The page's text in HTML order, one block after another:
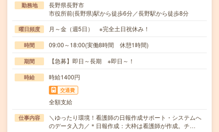
勤務地
長野県長野市
市役所前(長野県)駅から徒歩6分／長野駅から徒歩8分
曜日頻度 月～金（週5日） ※完全土日祝休み！
時間 09:00～18:00(実働8時間 休憩1時間)
期間 【急募】即日～長期 ※即日～！
時給 時給1400円
交通費
全額支給
仕事内容
＼ゆったり環境！看護師の日報作成サポート・システムへ
のデータ入力／＊日報作成：大枠は看護師が作成。チ…